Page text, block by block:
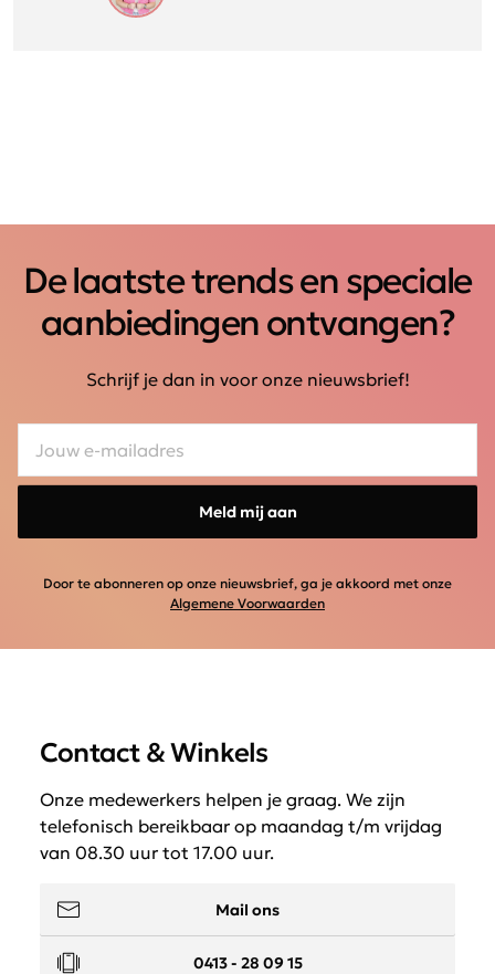
De laatste trends en speciale
aanbiedingen ontvangen?
Schrijf je dan in voor onze nieuwsbrief!
Meld mij aan
Door te abonneren op onze nieuwsbrief, ga je akkoord met onze
Algemene Voorwaarden
Contact & Winkels
Onze medewerkers helpen je graag. We zijn
telefonisch bereikbaar op maandag t/m vrijdag
van 08.30 uur tot 17.00 uur.
Mail ons
0413 - 28 09 15